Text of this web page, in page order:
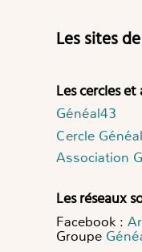
Les sites
Les cercles
Généal43
Cercle
Association
Les réseaux
Facebook :
Groupe